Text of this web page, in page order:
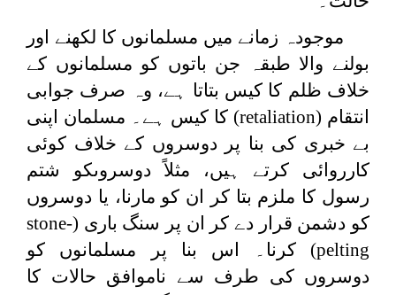
موجودہ زمانے میں مسلمانوں کا لکھنے اور
بولنے والا طبقہ جن باتوں کو مسلمانوں کے
خلاف ظلم کا کیس بتاتا ہے، وہ صرف جوابی
انتقام (retaliation) کا کیس ہے۔ مسلمان اپنی
بے خبری کی بنا پر دوسروں کے خلاف کوئی
کارروائی کرتے ہیں، مثلاً دوسروںکو شتم
رسول کا ملزم بتا کر ان کو مارنا، یا دوسروں
کو دشمن قرار دے کر ان پر سنگ باری (stone-
pelting) کرنا۔ اس بنا پر مسلمانوں کو
دوسروں کی طرف سے ناموافق حالات کا